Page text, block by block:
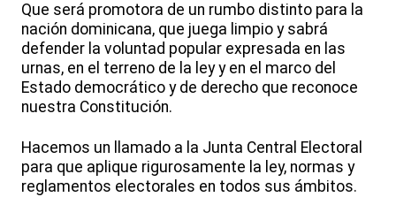
Que será promotora de un rumbo distinto para la
nación dominicana, que juega limpio y sabrá
defender la voluntad popular expresada en las
urnas, en el terreno de la ley y en el marco del
Estado democrático y de derecho que reconoce
nuestra Constitución.
Hacemos un llamado a la Junta Central Electoral
para que aplique rigurosamente la ley, normas y
reglamentos electorales en todos sus ámbitos.